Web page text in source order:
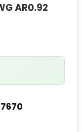
AR0.92
7670